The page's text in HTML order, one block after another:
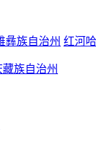
彝族自治州 红河
族自治州